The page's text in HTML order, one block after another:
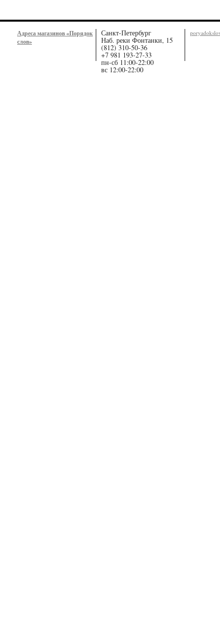
Адреса магазинов «Порядок
слов»
Санкт-Петербург
Наб. реки Фонтанки, 15
(812) 310-50-36
+7 981 193-27-33
пн-сб 11:00-22:00
вс 12:00-22:00